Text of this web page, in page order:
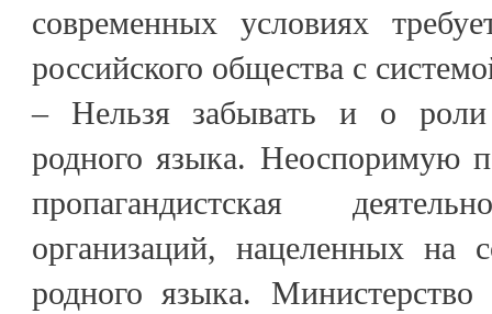
современных условиях
российского общества с
– Нельзя забывать и о
родного языка. Неоспоримую
пропагандистская
организаций, нацеленных на
родного языка.